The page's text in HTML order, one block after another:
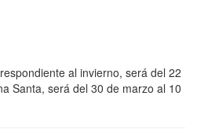
al invierno, será del 22
Santa, será del 30 de marzo al 10